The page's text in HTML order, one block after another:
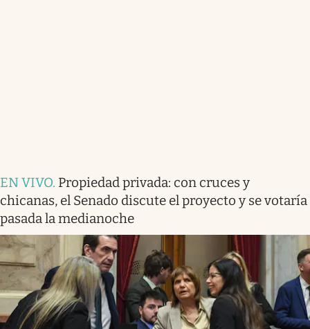
EN VIVO. Propiedad privada: con cruces y
chicanas, el Senado discute el proyecto y se votaría
pasada la medianoche